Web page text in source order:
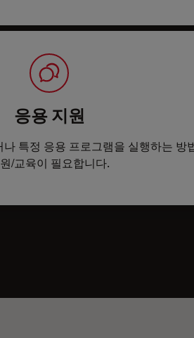
응용 지원
특정 응용 프로그램을 실행하는 방
/교육이 필요합니다.